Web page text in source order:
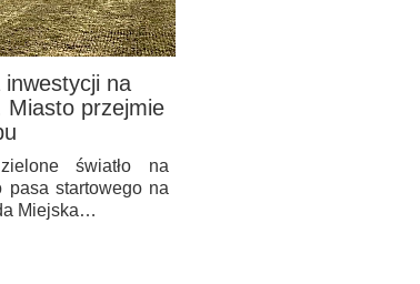
inwestycji na
Miasto przejmie
światło na
pasa startowego na
Miejska…